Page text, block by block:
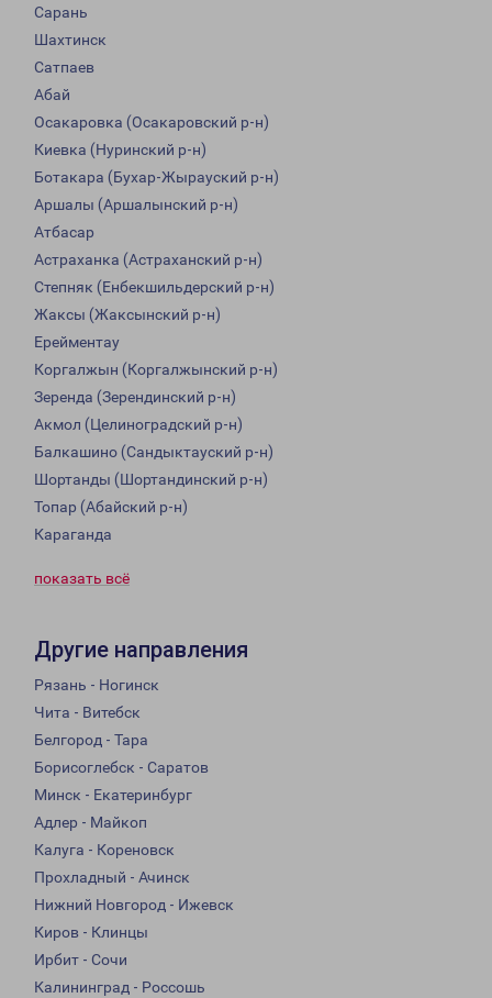
Сарань
Шахтинск
Сатпаев
Абай
Осакаровка (Осакаровский р-н)
Киевка (Нуринский р-н)
Ботакара (Бухар-Жырауский р-н)
Аршалы (Аршалынский р-н)
Атбасар
Астраханка (Астраханский р-н)
Степняк (Енбекшильдерский р-н)
Жаксы (Жаксынский р-н)
Ерейментау
Коргалжын (Коргалжынский р-н)
Зеренда (Зерендинский р-н)
Акмол (Целиноградский р-н)
Балкашино (Сандыктауский р-н)
Шортанды (Шортандинский р-н)
Топар (Абайский р-н)
Караганда
показать всё
Другие направления
Рязань - Ногинск
Чита - Витебск
Белгород - Тара
Борисоглебск - Саратов
Минск - Екатеринбург
Адлер - Майкоп
Калуга - Кореновск
Прохладный - Ачинск
Нижний Новгород - Ижевск
Киров - Клинцы
Ирбит - Сочи
Калининград - Россошь